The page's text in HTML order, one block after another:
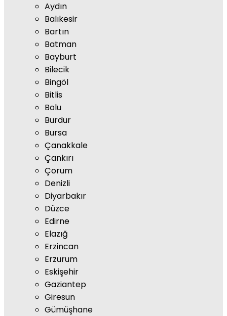
Aydın
Balıkesir
Bartın
Batman
Bayburt
Bilecik
Bingöl
Bitlis
Bolu
Burdur
Bursa
Çanakkale
Çankırı
Çorum
Denizli
Diyarbakır
Düzce
Edirne
Elazığ
Erzincan
Erzurum
Eskişehir
Gaziantep
Giresun
Gümüşhane